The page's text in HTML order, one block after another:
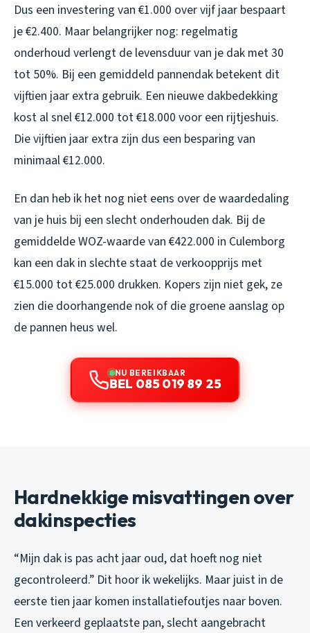
Dus een investering van €1.000 over vijf jaar bespaart
je €2.400. Maar belangrijker nog: regelmatig
onderhoud verlengt de levensduur van je dak met 30
tot 50%. Bij een gemiddeld pannendak betekent dit
vijftien jaar extra gebruik. Een nieuwe dakbedekking
kost al snel €12.000 tot €18.000 voor een rijtjeshuis.
Die vijftien jaar extra zijn dus een besparing van
minimaal €12.000.
En dan heb ik het nog niet eens over de waardedaling
van je huis bij een slecht onderhouden dak. Bij de
gemiddelde WOZ-waarde van €422.000 in Culemborg
kan een dak in slechte staat de verkoopprijs met
€15.000 tot €25.000 drukken. Kopers zijn niet gek, ze
zien die doorhangende nok of die groene aanslag op
de pannen heus wel.
NU BEREIKBAAR
BEL 085 019 89 25
Hardnekkige misvattingen over
dakinspecties
“Mijn dak is pas acht jaar oud, dat hoeft nog niet
gecontroleerd.” Dit hoor ik wekelijks. Maar juist in de
eerste tien jaar komen installatiefoutjes naar boven.
Een verkeerd geplaatste pan, slecht aangebracht